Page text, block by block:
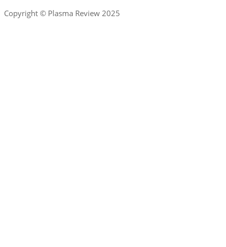
Copyright © Plasma Review 2025